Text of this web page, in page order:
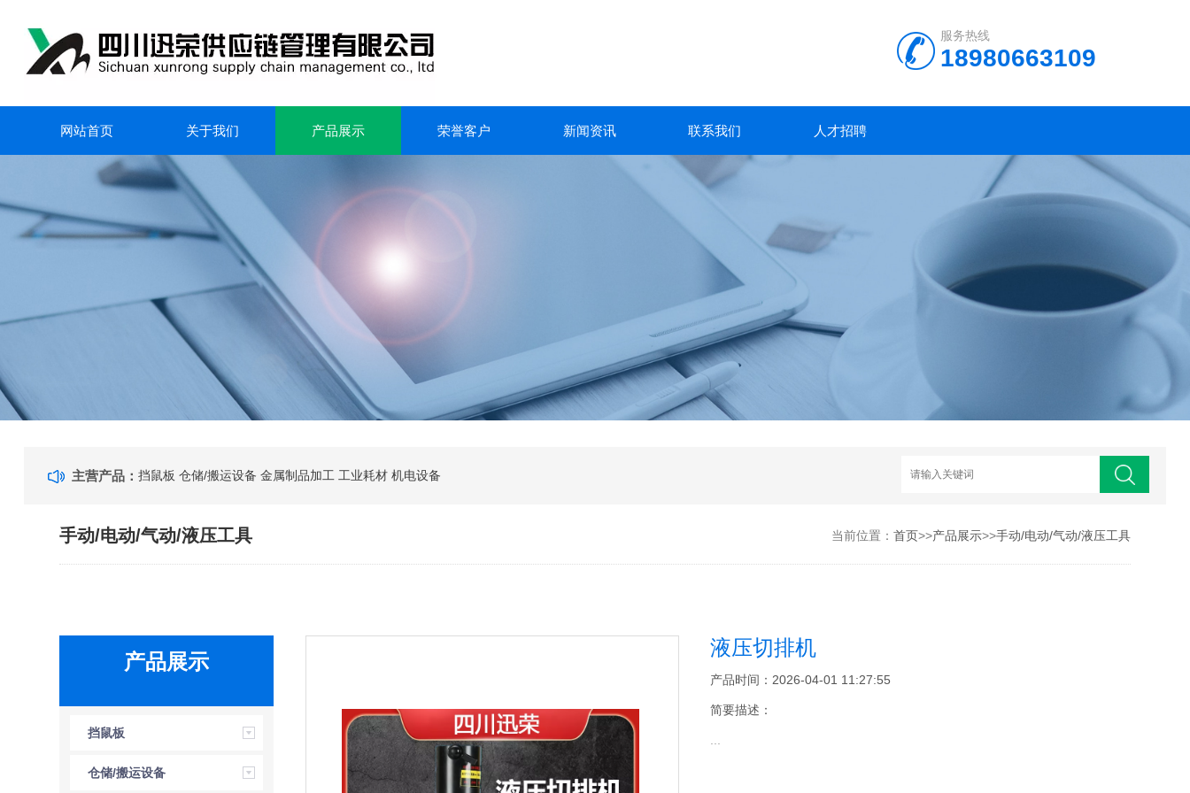
服务热线
18980663109
网站首页 关于我们 产品展示 荣誉客户 新闻资讯 联系我们 人才招聘
主营产品：挡鼠板 仓储/搬运设备 金属制品加工 工业耗材 机电设备
手动/电动/气动/液压工具 当前位置： 首页>>产品展示>>手动/电动/气动/液压工具
产品展示
挡鼠板
仓储/搬运设备
液压切排机
产品时间：2026-04-01 11:27:55
简要描述：